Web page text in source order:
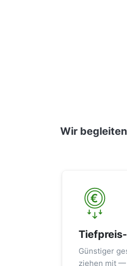
Wir
Günstiger
ziehen mit —